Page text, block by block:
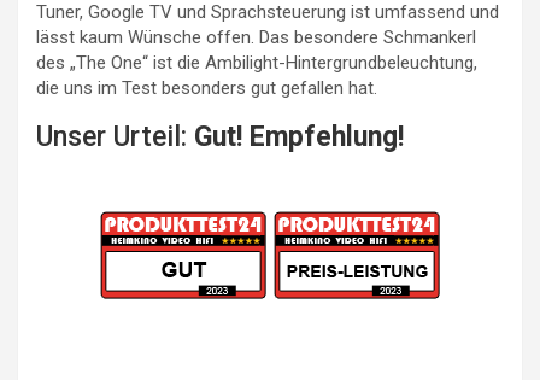
Tuner, Google TV und Sprachsteuerung ist umfassend und
lässt kaum Wünsche offen. Das besondere Schmankerl
des „The One“ ist die Ambilight-Hintergrundbeleuchtung,
die uns im Test besonders gut gefallen hat.
Unser Urteil: Gut! Empfehlung!